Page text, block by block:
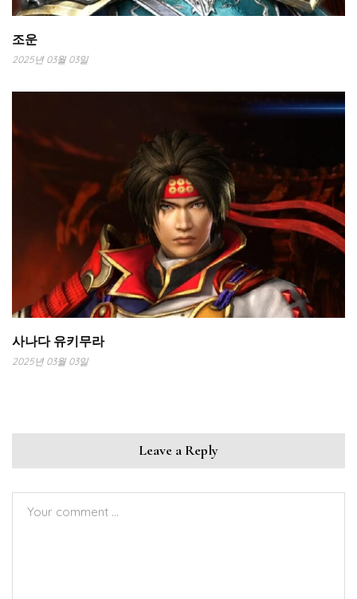
조운
2025년 03월 03일
사나다 유키무라
2025년 03월 03일
Leave a Reply